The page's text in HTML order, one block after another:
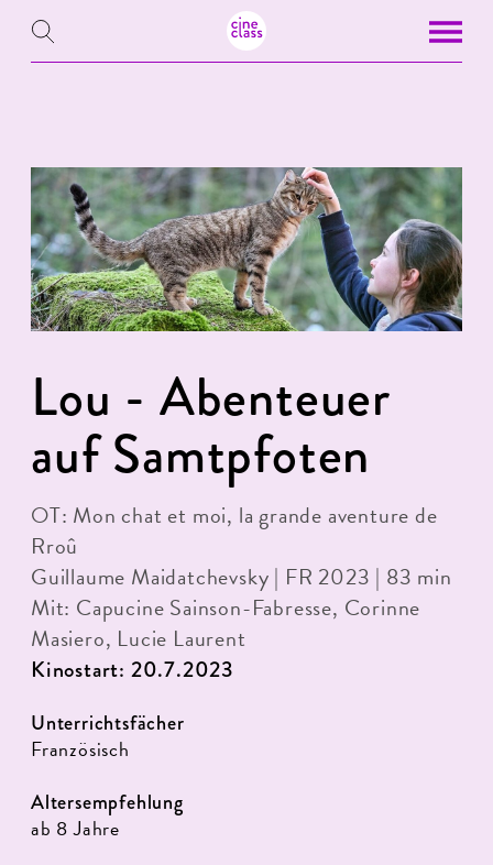
Lou - Abenteuer
auf Samtpfoten
OT: Mon chat et moi, la grande aventure de
Rroû
Guillaume Maidatchevsky | FR 2023 | 83 min
Mit: Capucine Sainson-Fabresse, Corinne
Masiero, Lucie Laurent
Kinostart: 20.7.2023
Unterrichtsfächer
Französisch
Altersempfehlung
ab 8 Jahre